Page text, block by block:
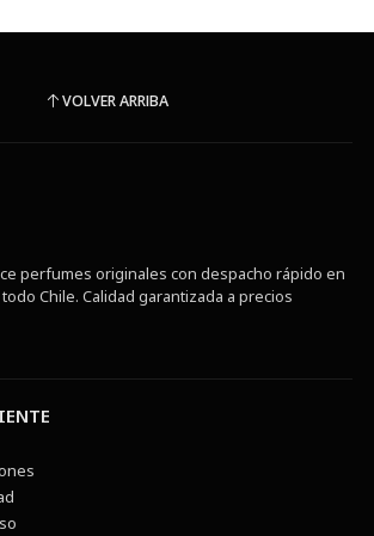
VOLVER ARRIBA
perfumes originales con despacho rápido en
Chile. Calidad garantizada a precios